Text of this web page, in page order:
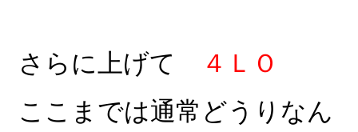
さらに上げて
４ＬＯ
ここまでは通常どうりなん